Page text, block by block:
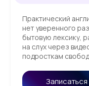
Практический
нет уверенного
бытовую лексику,
на слух через
подросткам
Записаться